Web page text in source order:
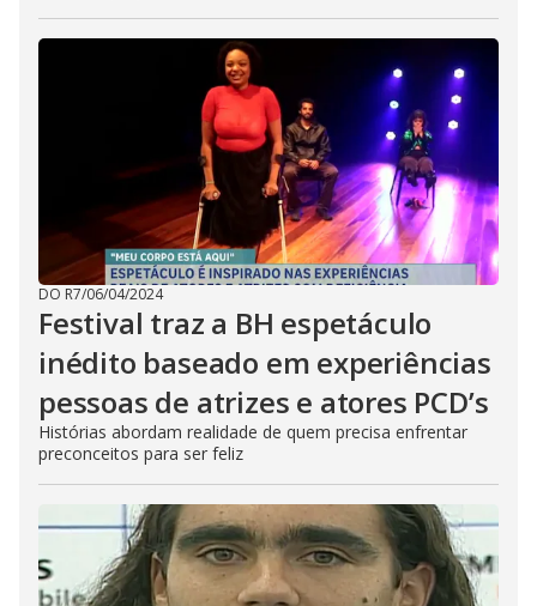
DO R7/06/04/2024
Festival traz a BH espetáculo
inédito baseado em experiências
pessoas de atrizes e atores PCD’s
Histórias abordam realidade de quem precisa enfrentar
preconceitos para ser feliz